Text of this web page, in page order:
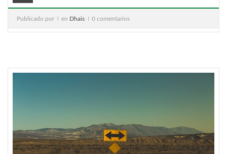
Publicado por en Dhais 0 comentarios